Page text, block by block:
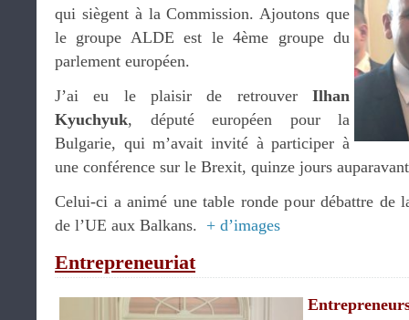
qui siègent à la Commission. Ajoutons que
le groupe ALDE est le 4ème groupe du
parlement européen.
J’ai eu le plaisir de retrouver Ilhan
Kyuchyuk, député européen pour la
Bulgarie, qui m’avait invité à participer à
une conférence sur le Brexit, quinze jours
Celui-ci a animé une table ronde pour débattre de
de l’UE aux Balkans. + d’images
Entrepreneuriat